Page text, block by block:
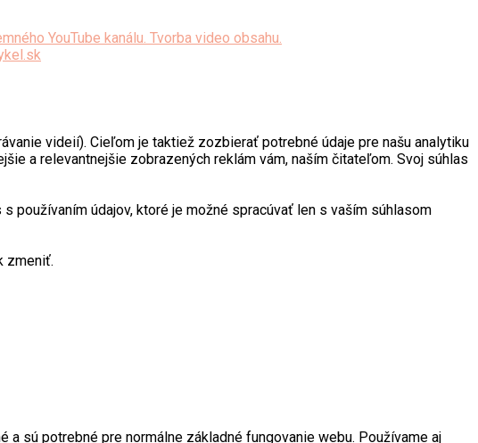
videií). Cieľom je taktiež zozbierať potrebné údaje pre našu analytiku
a relevantnejšie zobrazených reklám vám, naším čitateľom. Svoj súhlas
používaním údajov, ktoré je možné spracúvať len s vaším súhlasom
zmeniť.
sú potrebné pre normálne základné fungovanie webu. Používame aj